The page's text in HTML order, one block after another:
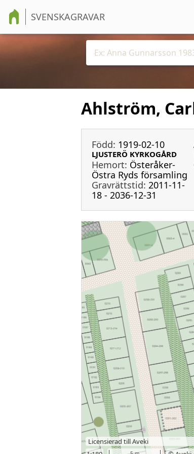
SVENSKAGRAVAR
Ahlström,
Född: 1919-02-10
LJUSTERÖ KYRKOGÅRD
Hemort: Österåker-
Östra Ryds församling
Gravrättstid: 2011-11-
18 - 2036-12-31